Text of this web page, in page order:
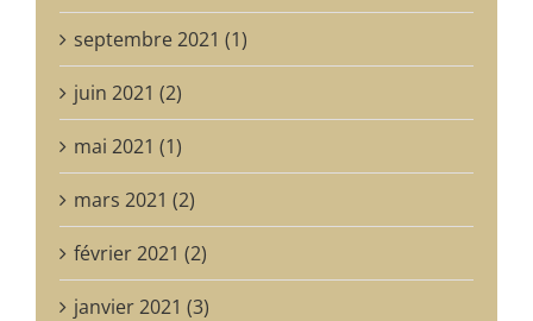
septembre 2021 (1)
juin 2021 (2)
mai 2021 (1)
mars 2021 (2)
février 2021 (2)
janvier 2021 (3)